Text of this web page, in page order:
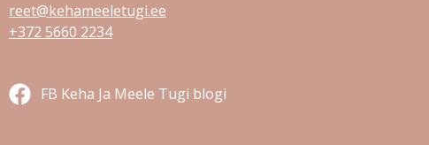
reet@kehameeletugi.ee
+372 5660 2234
FB Keha Ja Meele Tugi blogi